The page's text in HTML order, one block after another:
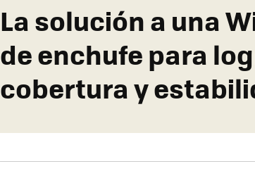
La solución a una
de enchufe para
cobertura y